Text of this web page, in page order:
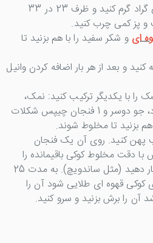
فر را با دمای 175 درجه سانتی گراد گرم کنید و ظرف 23 در 33
و پز کمی چرب کنید.
ای و شکر سفید را با هم بزنید تا
و بعد از هر بار اضافه کردن وانیل
با یکدیگر ترکیب کنید: نمک،
جوش شیرین، بکینگ پودر، آرد، جو دوسر و 1 فنجان چیپس شکلات
بزنید تا مخلوط شوند.
پهن کنید. روی آن یک فنجان
دقت مخلوط کوکی باقیمانده را
روی شکلات ها قرار داده و فشار دهید (مثل ساندویچ). به مدت 25
روی کوکی قهوه ای طلایی شود آن را
آن را برش بزنید و سرو کنید.